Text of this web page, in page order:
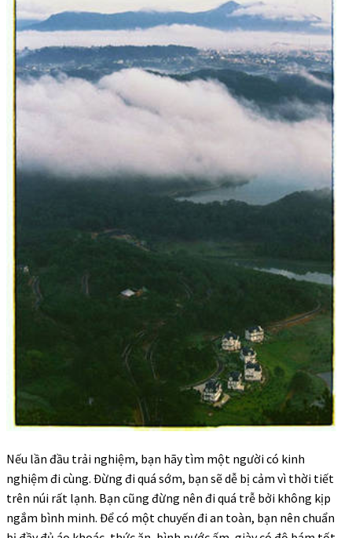
Nếu lần đầu trải nghiệm, bạn hãy tìm một người có kinh
nghiệm đi cùng. Đừng đi quá sớm, bạn sẽ dễ bị cảm vì thời tiết
trên núi rất lạnh. Bạn cũng đừng nên đi quá trễ bởi không kịp
ngắm bình minh. Để có một chuyến đi an toàn, bạn nên chuẩn